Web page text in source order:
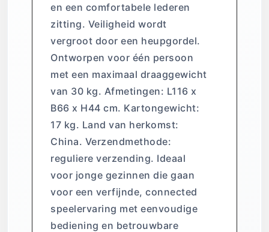
en een comfortabele lederen
zitting. Veiligheid wordt
vergroot door een heupgordel.
Ontworpen voor één persoon
met een maximaal draaggewicht
van 30 kg. Afmetingen: L116 x
B66 x H44 cm. Kartongewicht:
17 kg. Land van herkomst:
China. Verzendmethode:
reguliere verzending. Ideaal
voor jonge gezinnen die gaan
voor een verfijnde, connected
speelervaring met eenvoudige
bediening en betrouwbare